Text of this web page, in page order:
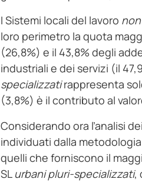
I Sistemi locali del lavoro
loro perimetro la quota
(26,8%) e il 43,8% degli
industriali e dei servizi (il
specializzatirappresenta
(3,8%) è il contributo al
Considerando ora l’analisi
individuati dalla
quelli che forniscono il
SL urbani pluri-specializzati,